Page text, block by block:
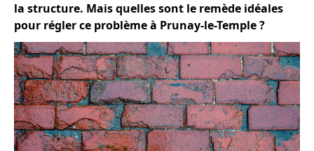
la structure. Mais quelles sont le remède idéales
pour régler ce problème à Prunay-le-Temple ?